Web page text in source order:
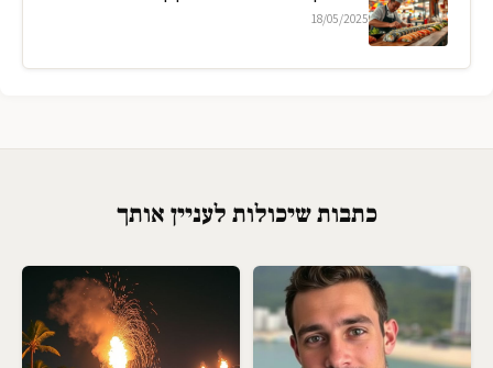
18/05/2025
כתבות שיכולות לעניין אותך